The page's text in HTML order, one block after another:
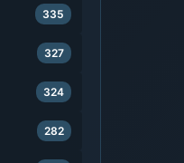
335
327
324
282